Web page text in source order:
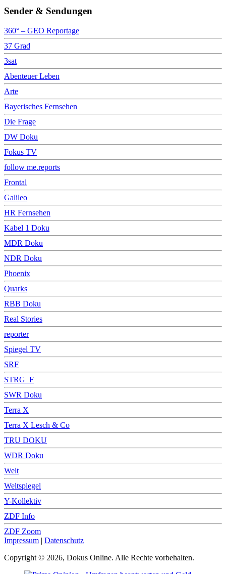
Sender & Sendungen
360° – GEO Reportage
37 Grad
3sat
Abenteuer Leben
Arte
Bayerisches Fernsehen
Die Frage
DW Doku
Fokus TV
follow me.reports
Frontal
Galileo
HR Fernsehen
Kabel 1 Doku
MDR Doku
NDR Doku
Phoenix
Quarks
RBB Doku
Real Stories
reporter
Spiegel TV
SRF
STRG_F
SWR Doku
Terra X
Terra X Lesch & Co
TRU DOKU
WDR Doku
Welt
Weltspiegel
Y-Kollektiv
ZDF Info
ZDF Zoom
Impressum | Datenschutz
Copyright © 2026, Dokus Online. Alle Rechte vorbehalten.